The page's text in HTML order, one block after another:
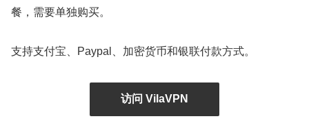
餐，需要单独购买。
支持支付宝、Paypal、加密货币和银联付款方式。
访问 VilaVPN